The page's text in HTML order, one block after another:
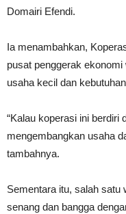
Domairi Efendi.
Ia menambahkan,
pusat penggerak
usaha kecil dan
“Kalau koperasi ini berdiri
mengembangkan usaha
tambahnya.
Sementara itu, salah satu
senang dan bangga